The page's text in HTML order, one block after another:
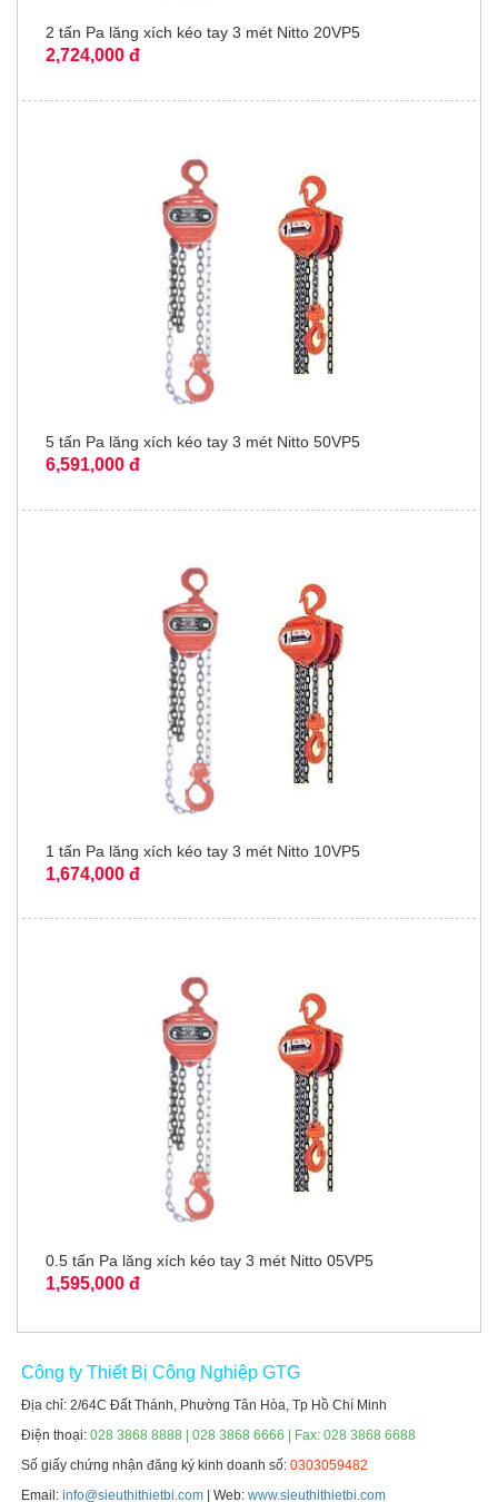
2 tấn Pa lăng xích kéo tay 3 mét Nitto 20VP5
2,724,000 đ
5 tấn Pa lăng xích kéo tay 3 mét Nitto 50VP5
6,591,000 đ
1 tấn Pa lăng xích kéo tay 3 mét Nitto 10VP5
1,674,000 đ
0.5 tấn Pa lăng xích kéo tay 3 mét Nitto 05VP5
1,595,000 đ
Công ty Thiết Bị Công Nghiệp GTG
Địa chỉ: 2/64C Đất Thánh, Phường Tân Hòa, Tp Hồ Chí Minh
Điện thoại:028 3868 8888 | 028 3868 6666 | Fax: 028 3868 6688
Số giấy chứng nhận đăng ký kinh doanh số:0303059482
Email:info@sieuthithietbi.com | Web:www.sieuthithietbi.com